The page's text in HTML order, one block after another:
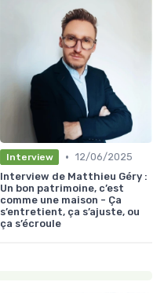
Interview • 12/06/2025
Interview de Matthieu Géry :
Un bon patrimoine, c’est
comme une maison - Ça
s’entretient, ça s’ajuste, ou
ça s’écroule